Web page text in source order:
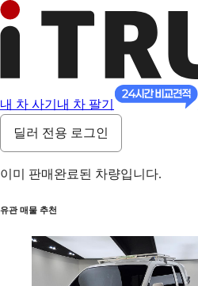
내 차 사기 내 차 팔기
딜러 전용 로그인
이미 판매완료된 차량입니다.
유관 매물 추천